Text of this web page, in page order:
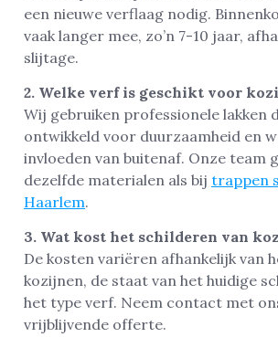
een nieuwe verflaag nodig.
vaak langer mee, zo’n 7-10 jaar,
slijtage.
2. Welke verf is geschikt voor
Wij gebruiken professionele lakken
ontwikkeld voor duurzaamheid en
invloeden van buitenaf. Onze team
dezelfde materialen als bij trappen
Haarlem.
3. Wat kost het schilderen van
De kosten variëren afhankelijk van
kozijnen, de staat van het huidige
het type verf. Neem contact met
vrijblijvende offerte.